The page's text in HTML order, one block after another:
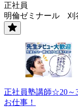
正社員
明倫ゼミナール 刈
正社員塾講師☆20～
お仕事！